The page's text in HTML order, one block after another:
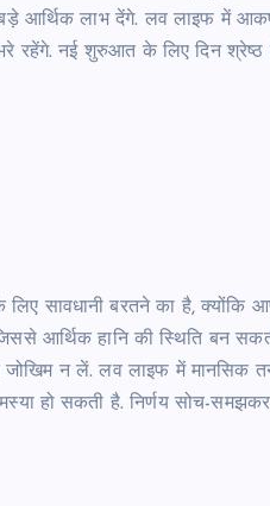
आर्थिक लाभ देंगे. लव लाइफ में
रहेंगे. नई शुरुआत के लिए दिन श्रेष्ठ
सावधानी बरतने का है, क्योंकि
आर्थिक हानि की स्थिति बन
जोखिम न लें. लव लाइफ में
हो सकती है. निर्णय सोच-